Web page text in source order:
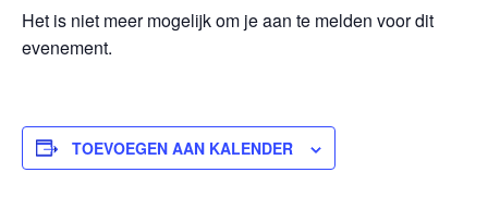
Het is niet meer mogelijk om je aan te melden voor dit
evenement.
TOEVOEGEN AAN KALENDER